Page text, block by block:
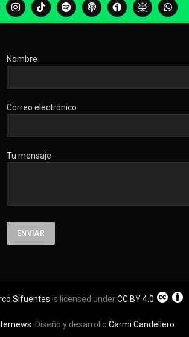
Nombre
Correo electrónico
Tu mensaje
Sifuentes is licensed underCC BY 4.0
. Diseño y desarrollo Carmi Candellero